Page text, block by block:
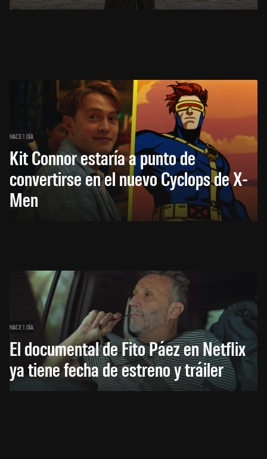
HACE 1 DÍA
Kit Connor estaría a punto de
convertirse en el nuevo Cyclops de X-
Men
HACE 1 DÍA
El documental de Fito Páez en Netflix
ya tiene fecha de estreno y tráiler